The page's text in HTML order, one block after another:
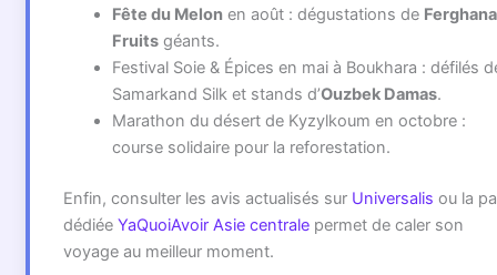
Fête du Melonen août : dégustations de Ferghana
Fruitsgéants.
Festival Soie & Épices en mai à Boukhara : défilés
Samarkand Silk et stands d’Ouzbek Damas.
Marathon du désert de Kyzylkoum en octobre :
course solidaire pour la reforestation.
Enfin, consulter les avis actualisés sur Universalis ou la
dédiée YaQuoiAvoir Asie centralepermet de caler son
voyage au meilleur moment.